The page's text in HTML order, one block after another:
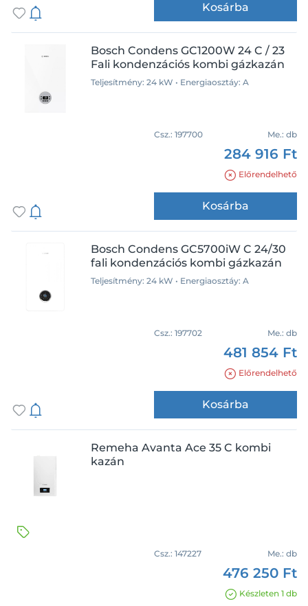
Kosárba
Bosch Condens GC1200W 24 C / 23
Fali kondenzációs kombi gázkazán
Teljesítmény: 24 kW • Energiaosztáy: A
Csz.: 197700 Me.: db
284 916 Ft
Előrendelhető
Kosárba
Bosch Condens GC5700iW C 24/30
fali kondenzációs kombi gázkazán
Teljesítmény: 24 kW • Energiaosztáy: A
Csz.: 197702 Me.: db
481 854 Ft
Előrendelhető
Kosárba
Remeha Avanta Ace 35 C kombi
kazán
Csz.: 147227 Me.: db
476 250 Ft
Készleten 1 db